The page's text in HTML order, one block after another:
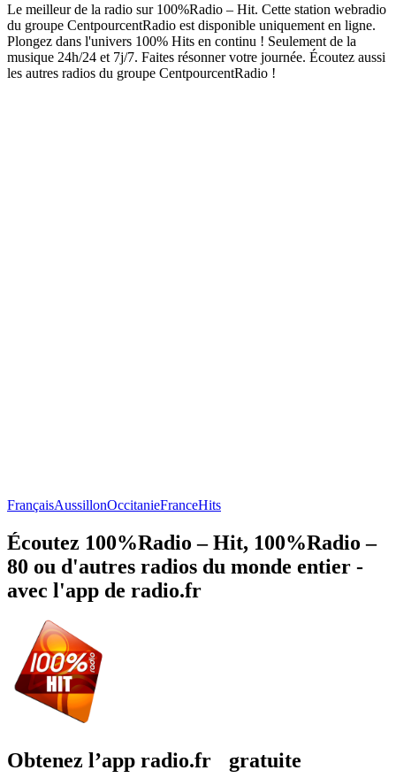
Le meilleur de la radio sur 100%Radio – Hit. Cette station webradio
du groupe CentpourcentRadio est disponible uniquement en ligne.
Plongez dans l'univers 100% Hits en continu ! Seulement de la
musique 24h/24 et 7j/7. Faites résonner votre journée. Écoutez aussi
les autres radios du groupe CentpourcentRadio !
FrançaisAussillonOccitanieFranceHits
Écoutez 100%Radio – Hit, 100%Radio –
80 ou d'autres radios du monde entier -
avec l'app de radio.fr
Obtenez l’app radio.fr gratuite